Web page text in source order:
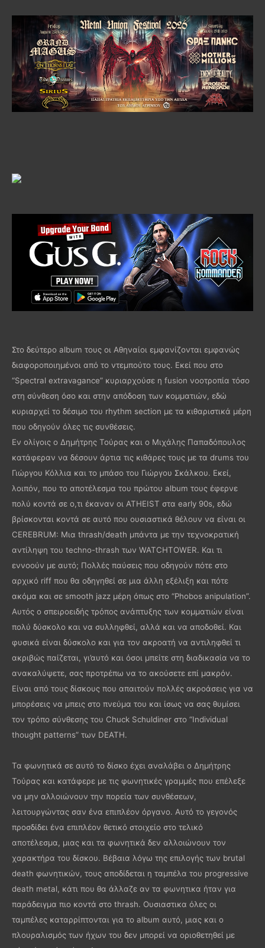
Στο δεύτερο album τους οι Αθηναίοι εμφανίζονται εμφανώς
διαφοροποιημένοι από το ντεμπούτο τους. Εκεί που στο
“Spectral extravagance” κυριαρχούσε η fusion νοοτροπία τόσο
στη σύνθεση όσο και στην απόδοση των κομματιών, εδώ
κυριαρχεί το δέσιμο του rhythm section με τα κιθαριστικά μέρη
που οδηγούν όλες τις συνθέσεις.
Εν ολίγοις ο Δημήτρης Τούρας και ο Μιχάλης Παπαδόπουλος
κατάφεραν να δέσουν άρτια τις κιθάρες τους με τα drums του
Γιώργου Κόλλια και το μπάσο του Γιώργου Σκάλκου. Εκεί,
λοιπόν, που το αποτέλεσμα του πρώτου album τους έφερνε
πολύ κοντά σε ο,τι έκαναν οι ATHEIST στα early 90s, εδώ
βρίσκονται κοντά σε αυτό που ουσιαστικά θέλουν να είναι οι
CEREBRUM: Μια thrash/death μπάντα με την τεχνοκρατική
αντίληψη του techno-thrash των WATCHTOWER. Και τι
εννοούν με αυτό; Πολλές παύσεις που οδηγούν πότε στο
αρχικό riff που θα οδηγηθεί σε μια άλλη εξέλιξη και πότε
ακόμα και σε smooth jazz μέρη όπως στο “Phobos anipulation”.
Αυτός ο σπειροειδής τρόπος ανάπτυξης των κομματιών είναι
πολύ δύσκολο και να συλληφθεί, αλλά και να αποδοθεί. Και
φυσικά είναι δύσκολο και για τον ακροατή να αντιληφθεί τι
ακριβώς παίζεται, γι’αυτό και όσοι μπείτε στη διαδικασία να το
ανακαλύψετε, σας προτρέπω να το ακούσετε επί μακρόν.
Είναι από τους δίσκους που απαιτούν πολλές ακροάσεις για να
μπορέσεις να μπεις στο πνεύμα του και ίσως να σας θυμίσει
τον τρόπο σύνθεσης του Chuck Schuldiner στο “Individual
thought patterns” των DEATH.
Τα φωνητικά σε αυτό το δίσκο έχει αναλάβει ο Δημήτρης
Τούρας και κατάφερε με τις φωνητικές γραμμές που επέλεξε
να μην αλλοιώνουν την πορεία των συνθέσεων,
λειτουργώντας σαν ένα επιπλέον όργανο. Αυτό το γεγονός
προσδίδει ένα επιπλέον θετικό στοιχείο στο τελικό
αποτέλεσμα, μιας και τα φωνητικά δεν αλλοιώνουν τον
χαρακτήρα του δίσκου. Βέβαια λόγω της επιλογής των brutal
death φωνητικών, τους αποδίδεται η ταμπέλα του progressive
death metal, κάτι που θα άλλαζε αν τα φωνητικα ήταν για
παράδειγμα πιο κοντά στο thrash. Ουσιαστικα όλες οι
ταμπέλες καταρρίπτονται για το album αυτό, μιας και ο
πλουραλισμός των ήχων του δεν μπορεί να οριοθετηθεί με